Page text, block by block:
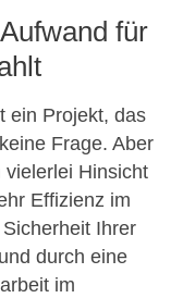
für
ein Projekt, das
Frage. Aber
Hinsicht
Effizienz im
Ihrer
durch eine
im